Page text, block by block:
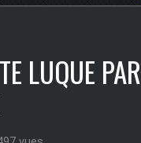
LUQUE PAR